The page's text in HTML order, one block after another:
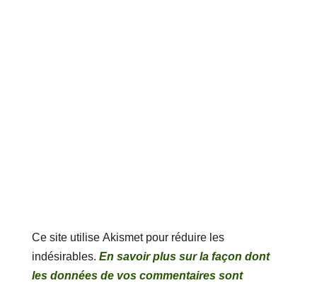
Ce site utilise Akismet pour réduire les
indésirables. En savoir plus sur la façon dont
les données de vos commentaires sont